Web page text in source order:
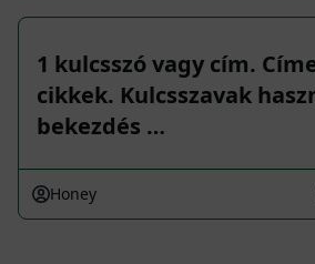
1 kulcsszó vagy cím.
cikkek. Kulcsszavak
bekezdés …
Honey